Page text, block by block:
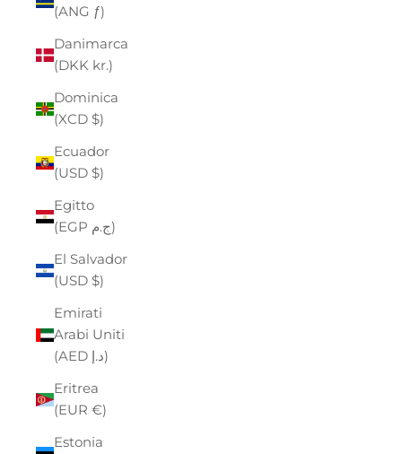
(ANG ƒ)
Danimarca
(DKK kr.)
Dominica
(XCD $)
Ecuador
(USD $)
Egitto
(EGP ج.م)
El Salvador
(USD $)
Emirati
Arabi Uniti
(AED د.إ)
Eritrea
(EUR €)
Estonia